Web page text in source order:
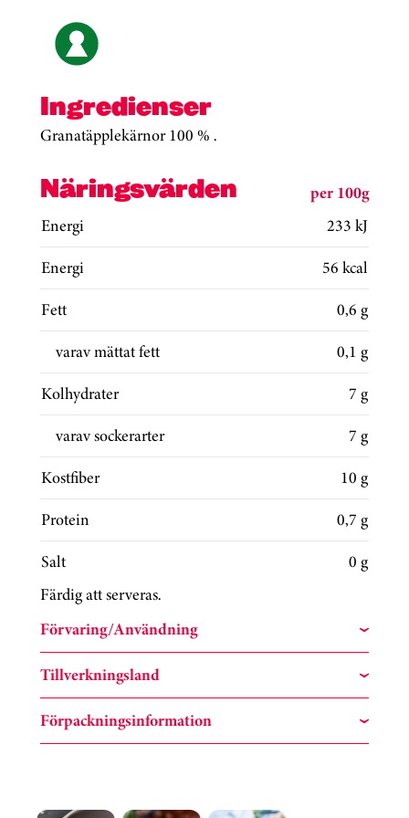
Ingredienser
Granatäpplekärnor 100 % .
Näringsvärden
per 100g
Energi
233 kJ
Energi
56 kcal
Fett
0,6 g
varav mättat fett
0,1 g
Kolhydrater
7 g
varav sockerarter
7 g
Kostfiber
10 g
Protein
0,7 g
Salt
0 g
Färdig att serveras.
Förvaring/Användning
Tillverkningsland
Förpackningsinformation